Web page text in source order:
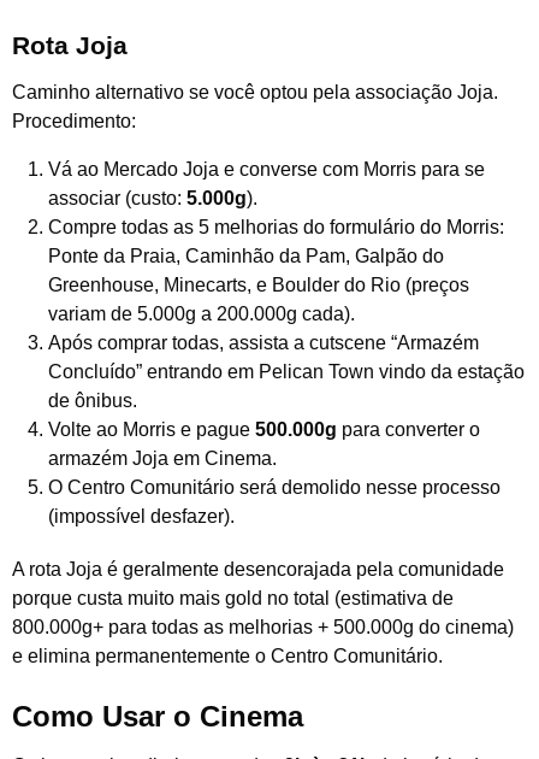
Rota Joja
Caminho alternativo se você optou pela associação Joja.
Procedimento:
Vá ao Mercado Joja e converse com Morris para se
associar (custo: 5.000g).
Compre todas as 5 melhorias do formulário do Morris:
Ponte da Praia, Caminhão da Pam, Galpão do
Greenhouse, Minecarts, e Boulder do Rio (preços
variam de 5.000g a 200.000g cada).
Após comprar todas, assista a cutscene “Armazém
Concluído” entrando em Pelican Town vindo da estação
de ônibus.
Volte ao Morris e pague 500.000g para converter o
armazém Joja em Cinema.
O Centro Comunitário será demolido nesse processo
(impossível desfazer).
A rota Joja é geralmente desencorajada pela comunidade
porque custa muito mais gold no total (estimativa de
800.000g+ para todas as melhorias + 500.000g do cinema)
e elimina permanentemente o Centro Comunitário.
Como Usar o Cinema